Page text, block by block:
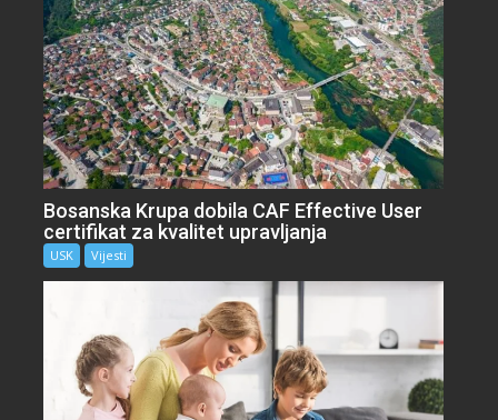
Bosanska Krupa dobila CAF Effective User
certifikat za kvalitet upravljanja
USK Vijesti